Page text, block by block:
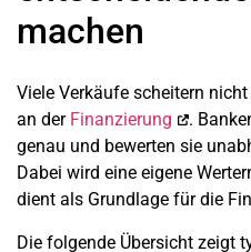
machen
Viele Verkäufe scheitern
an der Finanzierung
.
genau und bewerten sie
Dabei wird eine eigene
dient als Grundlage für die
Die folgende Übersicht zeigt